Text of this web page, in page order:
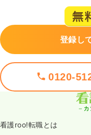
登録し
0120-
看護roo!転職とは